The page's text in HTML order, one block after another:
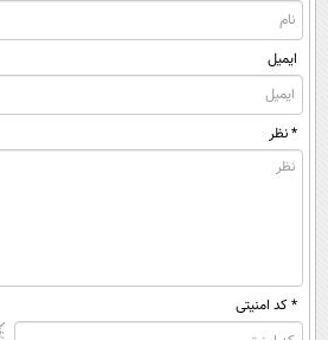
ایمیل
* نظر
* کد امنیتی